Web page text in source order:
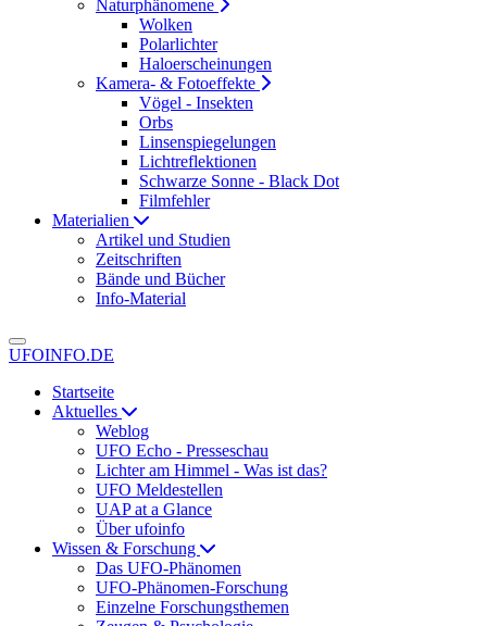
Naturphänomene
Wolken
Polarlichter
Haloerscheinungen
Kamera- & Fotoeffekte
Vögel - Insekten
Orbs
Linsenspiegelungen
Lichtreflektionen
Schwarze Sonne - Black Dot
Filmfehler
Materialien
Artikel und Studien
Zeitschriften
Bände und Bücher
Info-Material
UFOINFO.DE
Startseite
Aktuelles
Weblog
UFO Echo - Presseschau
Lichter am Himmel - Was ist das?
UFO Meldestellen
UAP at a Glance
Über ufoinfo
Wissen & Forschung
Das UFO-Phänomen
UFO-Phänomen-Forschung
Einzelne Forschungsthemen